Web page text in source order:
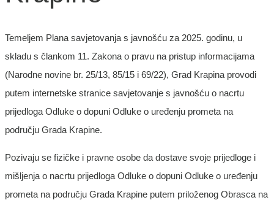
Temeljem Plana savjetovanja s javnošću za 2025. godinu, u
skladu s člankom 11. Zakona o pravu na pristup informacijama
(Narodne novine br. 25/13, 85/15 i 69/22), Grad Krapina provodi
putem internetske stranice savjetovanje s javnošću o nacrtu
prijedloga Odluke o dopuni Odluke o uređenju prometa na
području Grada Krapine.
Pozivaju se fizičke i pravne osobe da dostave svoje prijedloge i
mišljenja o nacrtu prijedloga Odluke o dopuni Odluke o uređenju
prometa na području Grada Krapine putem priloženog Obrasca na